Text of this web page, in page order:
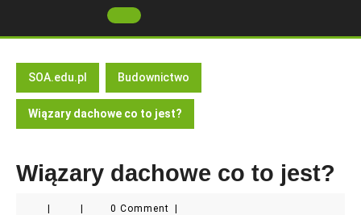
Open
Button
SOA.edu.pl Budownictwo
Wiązary dachowe co to jest?
Wiązary dachowe co to jest?
0 Comment